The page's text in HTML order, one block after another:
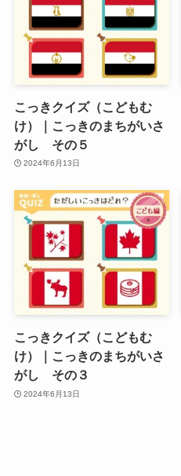
こっきクイズ（こどもむ
け）｜こっきのまちがいさ
がし その５
2024年6月13日
こっきクイズ（こどもむ
け）｜こっきのまちがいさ
がし その３
2024年6月13日